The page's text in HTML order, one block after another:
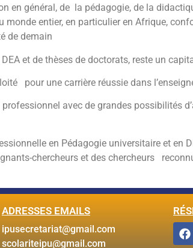
en général, de la pédagogie, de la
entier, en particulier en Afrique,
de demain
et de thèses de doctorats, reste un
pour une carrière réussie dans
avec de grandes possibilités
en Pédagogie universitaire et en
chercheurs et des chercheurs
ADRESSES EMAILS
ipusecretariat@gmail.com
scolariteipu@gmail.com